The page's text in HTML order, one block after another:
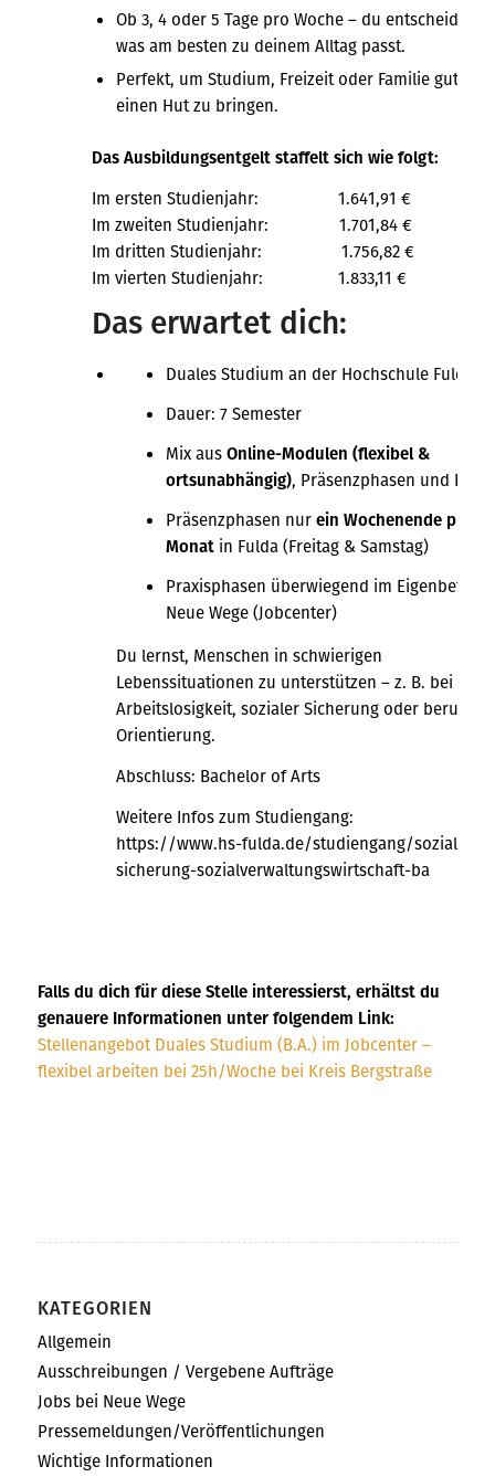
Ob 3, 4 oder 5 Tage pro Woche – du entscheidest,
was am besten zu deinem Alltag passt.
Perfekt, um Studium, Freizeit oder Familie gut
einen Hut zu bringen.
Das Ausbildungsentgelt staffelt sich wie folgt:
Im ersten Studienjahr: 1.641,91 €
Im zweiten Studienjahr: 1.701,84 €
Im dritten Studienjahr: 1.756,82 €
Im vierten Studienjahr: 1.833,11 €
Das erwartet dich:
Duales Studium an der Hochschule Fulda
Dauer: 7 Semester
Mix ausOnline-Modulen (flexibel &
ortsunabhängig), Präsenzphasen und
Präsenzphasen nurein Wochenende pro
Monatin Fulda (Freitag & Samstag)
Praxisphasen überwiegend im Eigenbetrieb
Neue Wege (Jobcenter)
Du lernst, Menschen in schwierigen
Lebenssituationen zu unterstützen – z. B. bei
Arbeitslosigkeit, sozialer Sicherung oder
Orientierung.
Abschluss: Bachelor of Arts
Weitere Infos zum Studiengang:
https://www.hs-fulda.de/studiengang/soziale-
sicherung-sozialverwaltungswirtschaft-ba
Falls du dich für diese Stelle interessierst, erhältst du
genauere Informationen unter folgendem Link:
Stellenangebot Duales Studium (B.A.) im Jobcenter –
flexibel arbeiten bei 25h/Woche bei Kreis Bergstraße
KATEGORIEN
Allgemein
Ausschreibungen / Vergebene Aufträge
Jobs bei Neue Wege
Pressemeldungen/Veröffentlichungen
Wichtige Informationen